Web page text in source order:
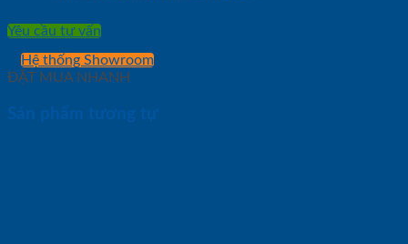
Yêu cầu tư vấn
Hệ thống Showroom
ĐẶT MUA NHANH
Sản phẩm tương tự